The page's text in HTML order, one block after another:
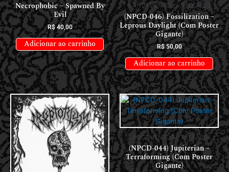
Necrophobic – Spawned By
Evil
R$40,00
Adicionar ao carrinho
LANÇAMENTOS // RELEASES
(NPCD-046) Fossilization –
Leprous Daylight (Com Poster
Gigante)
R$50,00
Adicionar ao carrinho
LANÇAMENTOS // RELEASES
(NPCD-044) Jupiterian –
Terraforming (Com Poster
Gigante)